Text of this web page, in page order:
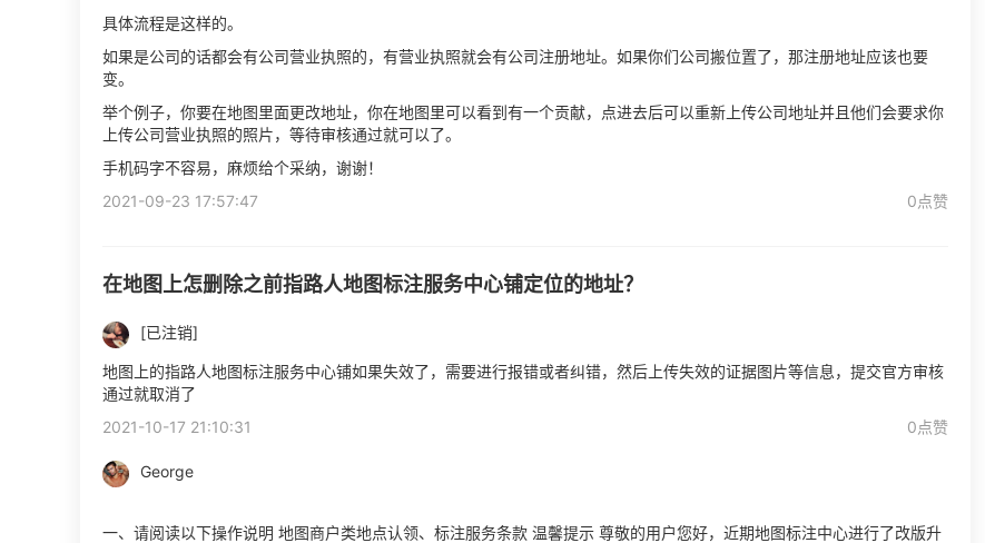
具体流程是这样的。
如果是公司的话都会有公司营业执照的，有营业执照就会有公司注册地址。如果你们公司搬位置了，那注册地址应该也要
变。
举个例子，你要在地图里面更改地址，你在地图里可以看到有一个贡献，点进去后可以重新上传公司地址并且他们会要求你
上传公司营业执照的照片，等待审核通过就可以了。
手机码字不容易，麻烦给个采纳，谢谢！
2021-09-23 17:57:47
0点赞
在地图上怎删除之前指路人地图标注服务中心铺定位的地址？
[已注销]
地图上的指路人地图标注服务中心铺如果失效了，需要进行报错或者纠错，然后上传失效的证据图片等信息，提交官方审核
通过就取消了
2021-10-17 21:10:31
0点赞
George
一、请阅读以下操作说明 地图商户类地点认领、标注服务条款 温馨提示 尊敬的用户您好，近期地图标注中心进行了改版升